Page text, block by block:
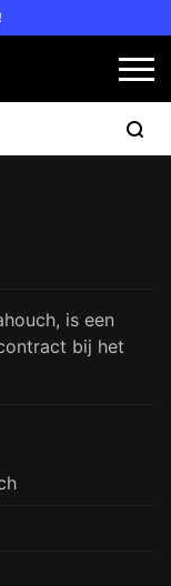
is een
bij het